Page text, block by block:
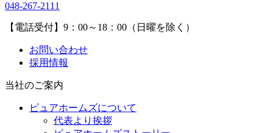
048-267-2111
【電話受付】9：00～18：00（日曜を除く）
お問い合わせ
採用情報
当社のご案内
ピュアホームズについて
代表より挨拶